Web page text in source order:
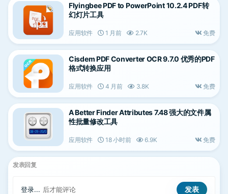
Flyingbee PDF to PowerPoint 10.2.4 PDF转
幻灯片工具
应用软件 1 月前 2.7K 免费
Cisdem PDF Converter OCR 9.7.0 优秀的PDF
格式转换应用
应用软件 4 月前 3.8K 免费
A Better Finder Attributes 7.48 强大的文件属
性批量修改工具
应用软件 18 小时前 6.9K 免费
发表回复
登录... 后才能评论